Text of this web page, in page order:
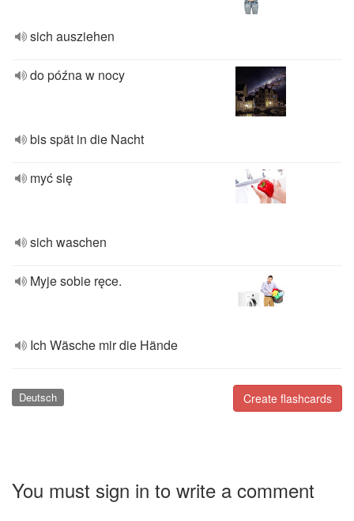
sich ausziehen
do późna w nocy
bis spät in die Nacht
myć się
sich waschen
Myje sobie ręce.
Ich Wäsche mir die Hände
Create flashcards
Deutsch
You must sign in to write a comment